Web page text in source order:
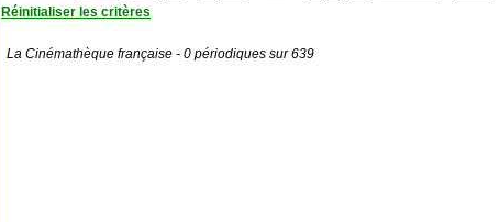
Réinitialiser les critères
La Cinémathèque française - 0 périodiques sur 639